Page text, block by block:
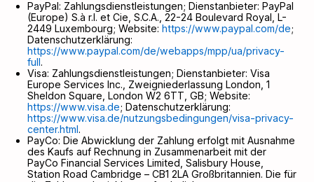
PayPal: Zahlungsdienstleistungen; Dienstanbieter: PayPal
(Europe) S.à r.l. et Cie, S.C.A., 22-24 Boulevard Royal, L-
2449 Luxembourg; Website:https://www.paypal.com/de;
Datenschutzerklärung:
https://www.paypal.com/de/webapps/mpp/ua/privacy-
full.
Visa: Zahlungsdienstleistungen; Dienstanbieter: Visa
Europe Services Inc., Zweigniederlassung London, 1
Sheldon Square, London W2 6TT, GB; Website:
https://www.visa.de; Datenschutzerklärung:
https://www.visa.de/nutzungsbedingungen/visa-privacy-
center.html.
PayCo: Die Abwicklung der Zahlung erfolgt mit Ausnahme
des Kaufs auf Rechnung in Zusammenarbeit mit der
PayCo Financial Services Limited, Salisbury House,
Station Road Cambridge – CB1 2LA Großbritannien. Die für